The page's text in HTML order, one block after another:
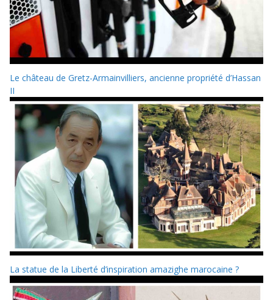
Le château de Gretz-Armainvilliers, ancienne propriété d’Hassan
II
La statue de la Liberté d’inspiration amazighe marocaine ?